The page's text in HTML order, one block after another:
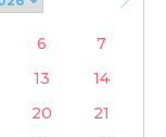
6
7
13
14
20
21